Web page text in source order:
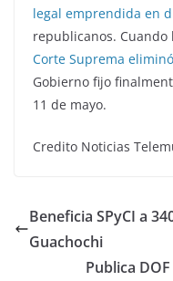
legal emprendida en
republicanos. Cuando
Corte Suprema
Gobierno fijo
11 de mayo.
Credito Noticias
Beneficia SPyCI a
Guachochi
Publica